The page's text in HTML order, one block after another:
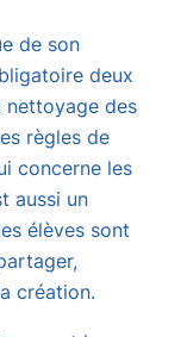
de son
deux
nettoyage des
règles de
concerne les
aussi un
élèves sont
création.